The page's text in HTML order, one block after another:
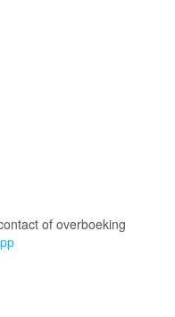
of overboeking